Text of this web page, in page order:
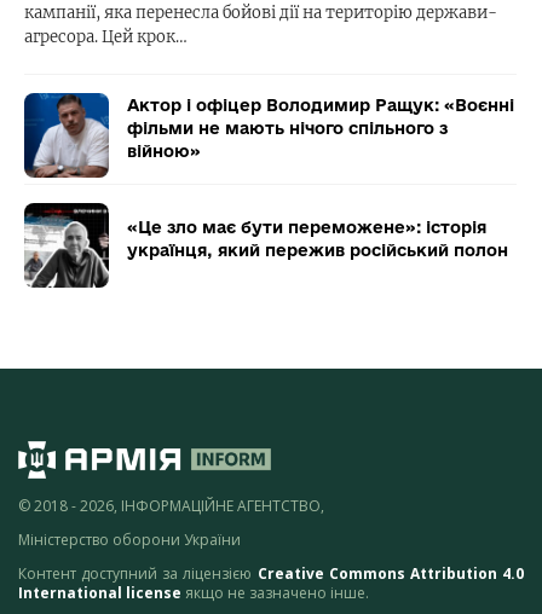
кампанії, яка перенесла бойові дії на територію держави-
агресора. Цей крок…
Актор і офіцер Володимир Ращук: «Воєнні
фільми не мають нічого спільного з
війною»
«Це зло має бути переможене»: історія
українця, який пережив російський полон
© 2018 - 2026, ІНФОРМАЦІЙНЕ АГЕНТСТВО,
Міністерство оборони України
Контент доступний за ліцензією Creative Commons Attribution 4.0
International license якщо не зазначено інше.